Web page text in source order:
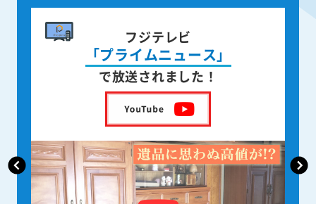
書籍出版
身近な人が
亡くなった後の遺品整理
を出版しました！